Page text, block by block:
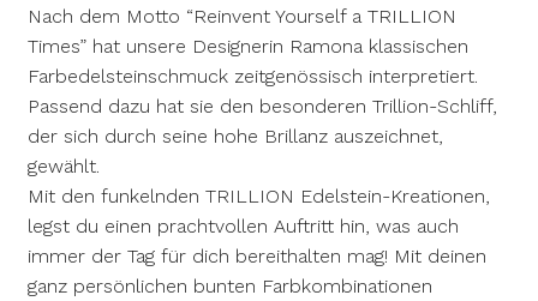
Nach dem Motto “Reinvent Yourself a TRILLION
Times” hat unsere Designerin Ramona klassischen
Farbedelsteinschmuck zeitgenössisch interpretiert.
Passend dazu hat sie den besonderen Trillion-Schliff,
der sich durch seine hohe Brillanz auszeichnet,
gewählt.
Mit den funkelnden TRILLION Edelstein-Kreationen,
legst du einen prachtvollen Auftritt hin, was auch
immer der Tag für dich bereithalten mag! Mit deinen
ganz persönlichen bunten Farbkombinationen